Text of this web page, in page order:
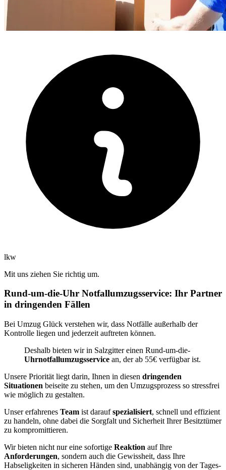
lkw
Mit uns ziehen Sie richtig um.
Rund-um-die-Uhr Notfallumzugsservice: Ihr Partner
in dringenden Fällen
Bei Umzug Glück verstehen wir, dass Notfälle außerhalb der
Kontrolle liegen und jederzeit auftreten können.
Deshalb bieten wir in Salzgitter einen Rund-um-die-
Uhrnotfallumzugsservice an, der ab 55€ verfügbar ist.
Unsere Priorität liegt darin, Ihnen in diesen dringenden
Situationen beiseite zu stehen, um den Umzugsprozess so stressfrei
wie möglich zu gestalten.
Unser erfahrenes Team ist daraufspezialisiert, schnell und effizient
zu handeln, ohne dabei die Sorgfalt und Sicherheit Ihrer Besitztümer
zu kompromittieren.
Wir bieten nicht nur eine sofortige Reaktion auf Ihre
Anforderungen, sondern auch die Gewissheit, dass Ihre
Habseligkeiten in sicheren Händen sind, unabhängig von der Tages-